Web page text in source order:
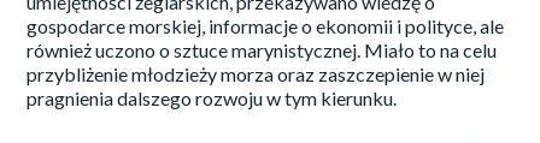
gospodarce morskiej, informacje o ekonomii i polityce, ale
również uczono o sztuce marynistycznej. Miało to na celu
przybliżenie młodzieży morza oraz zaszczepienie w niej
pragnienia dalszego rozwoju w tym kierunku.